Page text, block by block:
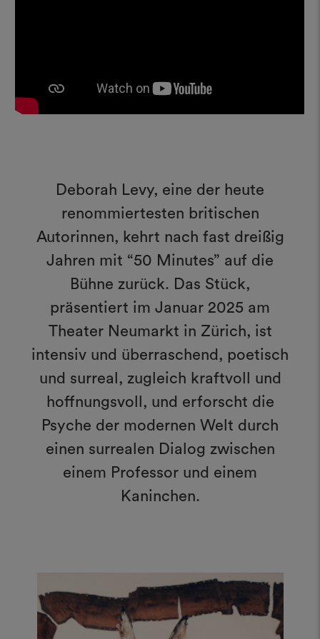
Deborah Levy, eine der heute
renommiertesten britischen
Autorinnen, kehrt nach fast dreißig
Jahren mit “50 Minutes” auf die
Bühne zurück. Das Stück,
präsentiert im Januar 2025 am
Theater Neumarkt in Zürich, ist
intensiv und überraschend, poetisch
und surreal, zugleich kraftvoll und
hoffnungsvoll, und erforscht die
Psyche der modernen Welt durch
einen surrealen Dialog zwischen
einem Professor und einem
Kaninchen.